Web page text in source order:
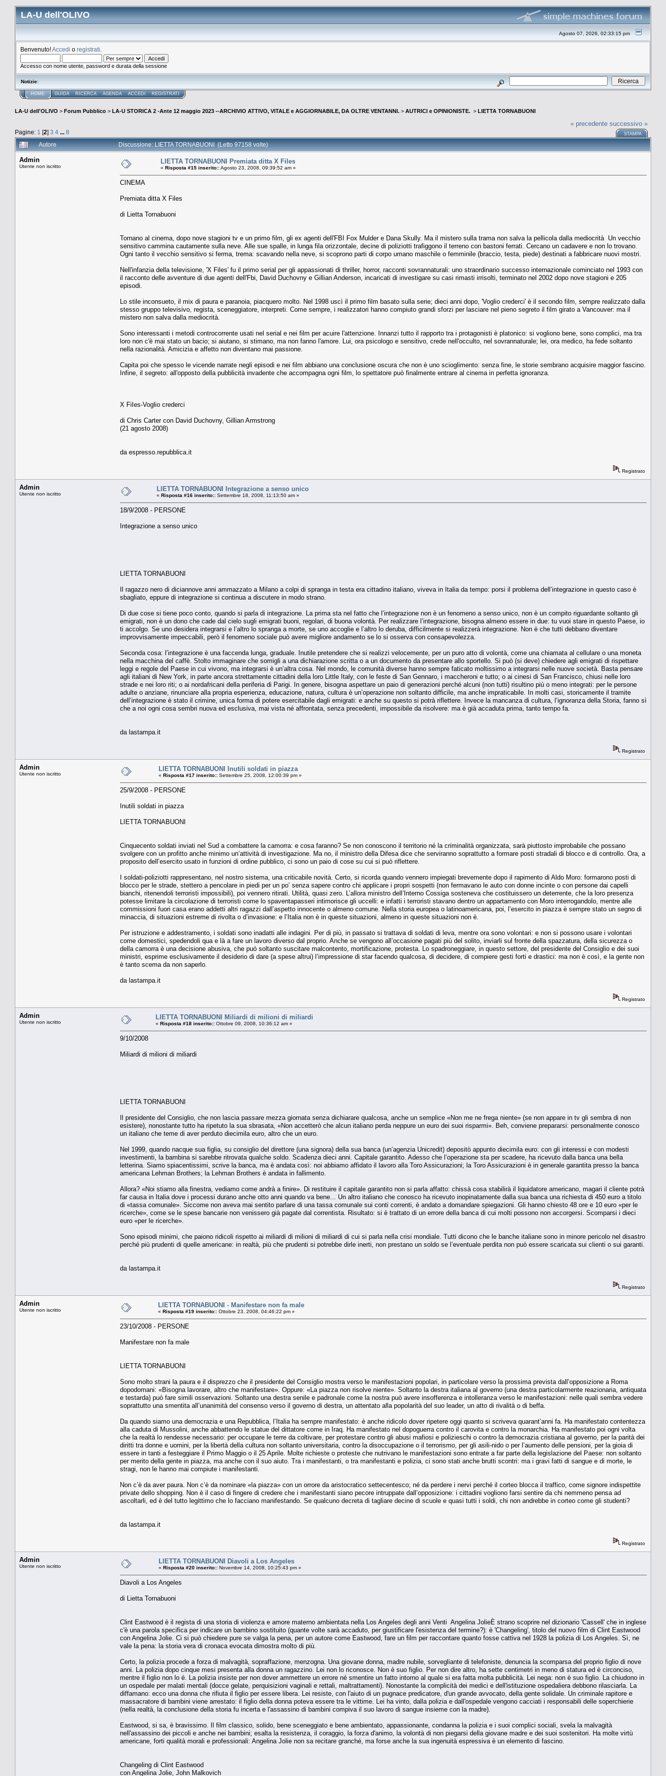
LA-U dell'OLIVO
Agosto 07, 2026, 02:33:15 pm
Benvenuto!Accedi o registrati
Accesso con nome utente, password e durata della sessione
Notizie:
HOME GUIDA RICERCA AGENDA ACCEDI REGISTRATI
LA-U dell'OLIVO > Forum Pubblico > LA-U STORICA 2 -Ante 12 maggio 2023 --ARCHIVIO ATTIVO, VITALE e AGGIORNABILE, DA OLTRE VENTANNI. > AUTRICI e OPINIONISTE. > LIETTA TORNABUONI
Pagine: 1 [2] 3 4 ... 8
« precedente successivo »
STAMPA
Autore Discussione: LIETTA TORNABUONI (Letto 97158 volte)
Admin
Utente non iscritto
LIETTA TORNABUONI Premiata ditta X Files
« Risposta #15 inserito::Agosto 23, 2008, 09:39:52 am »
CINEMA
Premiata ditta X Files
di Lietta Tornabuoni
Tornano al cinema, dopo nove stagioni tv e un primo film, gli ex agenti dell'FBI Fox Mulder e Dana Skully. Ma il mistero sulla trama non salva la pellicola dalla mediocrità Un vecchio
sensitivo cammina cautamente sulla neve. Alle sue spalle, in lunga fila orizzontale, decine di poliziotti trafiggono il terreno con bastoni ferrati. Cercano un cadavere e non lo trovano.
Ogni tanto il vecchio sensitivo si ferma, trema: scavando nella neve, si scoprono parti di corpo umano maschile o femminile (braccio, testa, piede) destinati a fabbricare nuovi mostri.
Nell'infanzia della televisione, 'X Files' fu il primo serial per gli appassionati di thriller, horror, racconti sovrannaturali: uno straordinario successo internazionale cominciato nel 1993 con
il racconto delle avventure di due agenti dell'Fbi, David Duchovny e Gillian Anderson, incaricati di investigare su casi rimasti irrisolti, terminato nel 2002 dopo nove stagioni e 205
episodi.
Lo stile inconsueto, il mix di paura e paranoia, piacquero molto. Nel 1998 uscì il primo film basato sulla serie; dieci anni dopo, 'Voglio crederci' è il secondo film, sempre realizzato dalla
stesso gruppo televisivo, regista, sceneggiatore, interpreti. Come sempre, i realizzatori hanno compiuto grandi sforzi per lasciare nel pieno segreto il film girato a Vancouver: ma il
mistero non salva dalla mediocrità.
Sono interessanti i metodi controcorrente usati nel serial e nei film per acuire l'attenzione. Innanzi tutto il rapporto tra i protagonisti è platonico: si vogliono bene, sono complici, ma tra
loro non c'è mai stato un bacio; si aiutano, si stimano, ma non fanno l'amore. Lui, ora psicologo e sensitivo, crede nell'occulto, nel sovrannaturale; lei, ora medico, ha fede soltanto
nella razionalità. Amicizia e affetto non diventano mai passione.
Capita poi che spesso le vicende narrate negli episodi e nei film abbiano una conclusione oscura che non è uno scioglimento: senza fine, le storie sembrano acquisire maggior fascino.
Infine, il segreto: all'opposto della pubblicità invadente che accompagna ogni film, lo spettatore può finalmente entrare al cinema in perfetta ignoranza.
X FiIes-Voglio crederci
di Chris Carter con David Duchovny, Gillian Armstrong
(21 agosto 2008)
da espresso.repubblica.it
Registrato
Admin
Utente non iscritto
LIETTA TORNABUONI Integrazione a senso unico
« Risposta #16 inserito:: Settembre 18, 2008, 11:13:50 am »
18/9/2008 - PERSONE
Integrazione a senso unico
LIETTA TORNABUONI
Il ragazzo nero di diciannove anni ammazzato a Milano a colpi di spranga in testa era cittadino italiano, viveva in Italia da tempo: porsi il problema dell’integrazione in questo caso è
sbagliato, eppure di integrazione si continua a discutere in modo strano.
Di due cose si tiene poco conto, quando si parla di integrazione. La prima sta nel fatto che l’integrazione non è un fenomeno a senso unico, non è un compito riguardante soltanto gli
emigrati, non è un dono che cade dal cielo sugli emigrati buoni, regolari, di buona volontà. Per realizzare l’integrazione, bisogna almeno essere in due: tu vuoi stare in questo Paese, io
ti accolgo. Se uno desidera integrarsi e l’altro lo spranga a morte, se uno accoglie e l’altro lo deruba, difficilmente si realizzerà integrazione. Non è che tutti debbano diventare
improvvisamente impeccabili, però il fenomeno sociale può avere migliore andamento se lo si osserva con consapevolezza.
Seconda cosa: l’integrazione è una faccenda lunga, graduale. Inutile pretendere che si realizzi velocemente, per un puro atto di volontà, come una chiamata al cellulare o una moneta
nella macchina del caffè. Stolto immaginare che somigli a una dichiarazione scritta o a un documento da presentare allo sportello. Si può (si deve) chiedere agli emigrati di rispettare
leggi e regole del Paese in cui vivono, ma integrarsi è un’altra cosa. Nel mondo, le comunità diverse hanno sempre faticato moltissimo a integrarsi nelle nuove società. Basta pensare
agli italiani di New York, in parte ancora strettamente cittadini della loro Little Italy, con le feste di San Gennaro, i maccheroni e tutto; o ai cinesi di San Francisco, chiusi nelle loro
strade e nei loro riti; o ai nordafricani della periferia di Parigi. In genere, bisogna aspettare un paio di generazioni perché alcuni (non tutti) risultino più o meno integrati: per le persone
adulte o anziane, rinunciare alla propria esperienza, educazione, natura, cultura è un’operazione non soltanto difficile, ma anche impraticabile. In molti casi, storicamente il tramite
dell’integrazione è stato il crimine, unica forma di potere esercitabile dagli emigrati: e anche su questo si potrà riflettere. Invece la mancanza di cultura, l’ignoranza della Storia, fanno sì
che a noi ogni cosa sembri nuova ed esclusiva, mai vista né affrontata, senza precedenti, impossibile da risolvere: ma è già accaduta prima, tanto tempo fa.
da lastampa.it
Registrato
Admin
Utente non iscritto
LIETTA TORNABUONI Inutili soldati in piazza
« Risposta #17 inserito:: Settembre 25, 2008, 12:00:39 pm »
25/9/2008 - PERSONE
Inutili soldati in piazza
LIETTA TORNABUONI
Cinquecento soldati inviati nel Sud a combattere la camorra: e cosa faranno? Se non conoscono il territorio né la criminalità organizzata, sarà piuttosto improbabile che possano
svolgere con un profitto anche minimo un’attività di investigazione. Ma no, il ministro della Difesa dice che serviranno soprattutto a formare posti stradali di blocco e di controllo. Ora, a
proposito dell’esercito usato in funzioni di ordine pubblico, ci sono un paio di cose su cui si può riflettere.
I soldati-poliziotti rappresentano, nel nostro sistema, una criticabile novità. Certo, si ricorda quando vennero impiegati brevemente dopo il rapimento di Aldo Moro: formarono posti di
blocco per le strade, stettero a pencolare in piedi per un po’ senza sapere contro chi applicare i propri sospetti (non fermavano le auto con donne incinte o con persone dai capelli
bianchi, ritenendoli terroristi impossibili), poi vennero ritirati. Utilità, quasi zero. L’allora ministro dell’Interno Cossiga sosteneva che costituissero un deterrente, che la loro presenza
potesse limitare la circolazione di terroristi come lo spaventapasseri intimorisce gli uccelli: e infatti i terroristi stavano dentro un appartamento con Moro interrogandolo, mentre alle
commissioni fuori casa erano addetti altri ragazzi dall’aspetto innocente o almeno comune. Nella storia europea o latinoamericana, poi, l’esercito in piazza è sempre stato un segno di
minaccia, di situazioni estreme di rivolta o d’invasione: e l’Italia non è in queste situazioni, almeno in queste situazioni non è.
Per istruzione e addestramento, i soldati sono inadatti alle indagini. Per di più, in passato si trattava di soldati di leva, mentre ora sono volontari: e non si possono usare i volontari
come domestici, spedendoli qua e là a fare un lavoro diverso dal proprio. Anche se vengono all’occasione pagati più del solito, inviarli sul fronte della spazzatura, della sicurezza o
della camorra è una decisione abusiva, che può soltanto suscitare malcontento, mortificazione, protesta. Lo spadroneggiare, in questo settore, del presidente del Consiglio e dei suoi
ministri, esprime esclusivamente il desiderio di dare (a spese altrui) l’impressione di star facendo qualcosa, di decidere, di compiere gesti forti e drastici: ma non è così, e la gente non
è tanto scema da non saperlo.
da lastampa.it
Registrato
Admin
Utente non iscritto
LIETTA TORNABUONI Miliardi di milioni di miliardi
« Risposta #18 inserito:: Ottobre 09, 2008, 10:36:12 am »
9/10/2008
Miliardi di milioni di miliardi
LIETTA TORNABUONI
Il presidente del Consiglio, che non lascia passare mezza giornata senza dichiarare qualcosa, anche un semplice «Non me ne frega niente» (se non appare in tv gli sembra di non
esistere), nonostante tutto ha ripetuto la sua sbrasata, «Non accetterò che alcun italiano perda neppure un euro dei suoi risparmi». Beh, conviene prepararsi: personalmente conosco
un italiano che teme di aver perduto diecimila euro, altro che un euro.
Nel 1999, quando nacque sua figlia, su consiglio del direttore (una signora) della sua banca (un’agenzia Unicredit) depositò appunto diecimila euro: con gli interessi e con modesti
investimenti, la bambina si sarebbe ritrovata qualche soldo. Scadenza dieci anni. Capitale garantito. Adesso che l’operazione sta per scadere, ha ricevuto dalla banca una bella
letterina. Siamo spiacentissimi, scrive la banca, ma è andata così: noi abbiamo affidato il lavoro alla Toro Assicurazioni; la Toro Assicurazioni è in generale garantita presso la banca
americana Lehman Brothers; la Lehman Brothers è andata in fallimento.
Allora? «Noi stiamo alla finestra, vediamo come andrà a finire». Di restituire il capitale garantito non si parla affatto: chissà cosa stabilirà il liquidatore americano, magari il cliente potrà
far causa in Italia dove i processi durano anche otto anni quando va bene... Un altro italiano che conosco ha ricevuto inopinatamente dalla sua banca una richiesta di 450 euro a titolo
di «tassa comunale». Siccome non aveva mai sentito parlare di una tassa comunale sui conti correnti, è andato a domandare spiegazioni. Gli hanno chiesto 48 ore e 10 euro «per le
ricerche», come se le spese bancarie non venissero già pagate dal correntista. Risultato: si è trattato di un errore della banca di cui molti possono non accorgersi. Scomparsi i dieci
euro «per le ricerche».
Sono episodi minimi, che paiono ridicoli rispetto ai miliardi di milioni di miliardi di cui si parla nella crisi mondiale. Tutti dicono che le banche italiane sono in minore pericolo nel disastro
perché più prudenti di quelle americane: in realtà, più che prudenti si potrebbe dirle inerti, non prestano un soldo se l’eventuale perdita non può essere scaricata sui clienti o sui garanti.
da lastampa.it
Registrato
Admin
Utente non iscritto
LIETTA TORNABUONI - Manifestare non fa male
« Risposta #19 inserito:: Ottobre 23, 2008, 04:46:22 pm »
23/10/2008 - PERSONE
Manifestare non fa male
LIETTA TORNABUONI
Sono molto strani la paura e il disprezzo che il presidente del Consiglio mostra verso le manifestazioni popolari, in particolare verso la prossima prevista dall’opposizione a Roma
dopodomani: «Bisogna lavorare, altro che manifestare». Oppure: «La piazza non risolve niente». Soltanto la destra italiana al governo (una destra particolarmente reazionaria, antiquata
e testarda) può fare simili osservazioni. Soltanto una destra senile e padronale come la nostra può avere insofferenza e intolleranza verso le manifestazioni: nelle quali sembra vedere
soprattutto una smentita all’unanimità del consenso verso il governo di destra, un attentato alla popolarità del suo leader, un atto di rivalità o di beffa.
Da quando siamo una democrazia e una Repubblica, l’Italia ha sempre manifestato: è anche ridicolo dover ripetere oggi quanto si scriveva quarant’anni fa. Ha manifestato contentezza
alla caduta di Mussolini, anche abbattendo le statue del dittatore come in Iraq. Ha manifestato nel dopoguerra contro il carovita e contro la monarchia. Ha manifestato poi ogni volta
che la realtà lo rendesse necessario: per occupare le terre da coltivare, per protestare contro gli abusi mafiosi e polizieschi o contro la democrazia cristiana al governo, per la parità dei
diritti tra donne e uomini, per la libertà della cultura non soltanto universitaria, contro la disoccupazione o il terrorismo, per gli asili-nido o per l’aumento delle pensioni, per la gioia di
essere in tanti a festeggiare il Primo Maggio o il 25 Aprile. Molte richieste o proteste che nutrivano le manifestazioni sono entrate a far parte della legislazione del Paese: non soltanto
per merito della gente in piazza, ma anche con il suo aiuto. Tra i manifestanti, o tra manifestanti e polizia, ci sono stati anche brutti scontri: ma i gravi fatti di sangue e di morte, le
stragi, non le hanno mai compiute i manifestanti.
Non c’è da aver paura. Non c’è da nominare «la piazza» con un orrore da aristocratico settecentesco; né da perdere i nervi perché il corteo blocca il traffico, come signore indispettite
private dello shopping. Non è il caso di fingere di credere che i manifestanti siano pecore intruppate dall’opposizione: i cittadini vogliono farsi sentire da chi nemmeno pensa ad
ascoltarli, ed è del tutto legittimo che lo facciano manifestando. Se qualcuno decreta di tagliare decine di scuole e quasi tutti i soldi, chi non andrebbe in corteo come gli studenti?
da lastampa.it
Registrato
Admin
Utente non iscritto
LIETTA TORNABUONI Diavoli a Los Angeles
« Risposta #20 inserito:: Novembre 14, 2008, 10:25:43 pm »
Diavoli a Los Angeles
di Lietta Tornabuoni
Clint Eastwood è il regista di una storia di violenza e amore materno ambientata nella Los Angeles degli anni Venti Angelina JolieÈ strano scoprire nel dizionario 'Cassell' che in inglese
c'è una parola specifica per indicare un bambino sostituito (quante volte sarà accaduto, per giustificare l'esistenza del termine?): è 'Changeling', titolo del nuovo film di Clint Eastwood
con Angelina Jolie. Ci si può chiedere pure se valga la pena, per un autore come Eastwood, fare un film per raccontare quanto fosse cattiva nel 1928 la polizia di Los Angeles. Sì, ne
vale la pena: la storia vera di cronaca evocata dimostra molto di più.
Certo, la polizia procede a forza di malvagità, sopraffazione, menzogna. Una giovane donna, madre nubile, sorvegliante di telefoniste, denuncia la scomparsa del proprio figlio di nove
anni. La polizia dopo cinque mesi presenta alla donna un ragazzino. Lei non lo riconosce. Non è suo figlio. Per non dire altro, ha sette centimetri in meno di statura ed è circonciso,
mentre il figlio non lo è. La polizia insiste per non dover ammettere un errore né smentire un fatto intorno al quale si era fatta molta pubblicità. Lei nega: non è suo figlio. La chiudono in
un ospedale per malati mentali (docce gelate, perquisizioni vaginali e rettali, maltrattamenti). Nonostante la complicità dei medici e dell'istituzione ospedaliera debbono rilasciarla. La
diffamano: ecco una donna che rifiuta il figlio per essere libera. Lei resiste, con l'aiuto di un pugnace predicatore, d'un grande avvocato, della gente solidale. Un criminale rapitore e
massacratore di bambini viene arrestato: il figlio della donna poteva essere tra le vittime. Lei ha vinto, dalla polizia e dall'ospedale vengono cacciati i responsabili delle soperchierie
(nella realtà, la conclusione della storia fu incerta e l'assassino di bambini compiva il suo lavoro di sangue insieme con la madre).
Eastwood, si sa, è bravissimo. Il film classico, solido, bene sceneggiato e bene ambientato, appassionante, condanna la polizia e i suoi complici sociali, svela la malvagità
nell'assassino dei piccoli e anche nei bambini; esalta la resistenza, il coraggio, la forza d'animo, la volontà di non piegarsi della giovane madre e dei suoi sostenitori. Ha molte virtù
americane, forti qualità morali e professionali: Angelina Jolie non sa recitare granché, ma forse anche la sua ingenuità espressiva è un elemento di fascino.
Changeling di Clint Eastwood
con Angelina Jolie, John Malkovich